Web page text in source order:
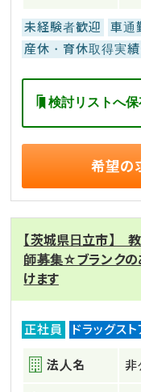
未経験者歓迎 車通
産休・育休取得実績
検討リストへ保
希望の
【茨城県日立市】
師募集☆ブランクの
けます
正社員 ドラッグス
法人名 非